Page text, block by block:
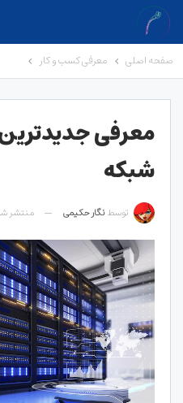
صفحه اصلی معرفی کسب و کار
معرفی
شبکه
توسط نگار حکیمی منتشر